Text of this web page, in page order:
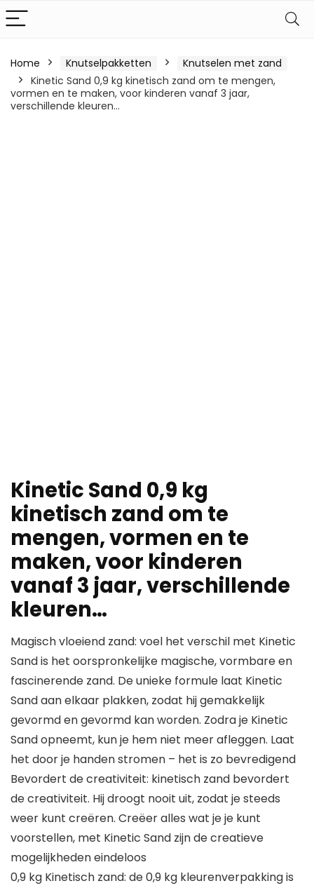
Home Knutselpakketten
Knutselen met zand
Kinetic Sand 0,9 kg kinetisch zand om te mengen,
vormen en te maken, voor kinderen vanaf 3 jaar,
verschillende kleuren…
Kinetic Sand 0,9 kg
kinetisch zand om te
mengen, vormen en te
maken, voor kinderen
vanaf 3 jaar, verschillende
kleuren…
Magisch vloeiend zand: voel het verschil met Kinetic
Sand is het oorspronkelijke magische, vormbare en
fascinerende zand. De unieke formule laat Kinetic
Sand aan elkaar plakken, zodat hij gemakkelijk
gevormd en gevormd kan worden. Zodra je Kinetic
Sand opneemt, kun je hem niet meer afleggen. Laat
het door je handen stromen – het is zo bevredigend
Bevordert de creativiteit: kinetisch zand bevordert
de creativiteit. Hij droogt nooit uit, zodat je steeds
weer kunt creëren. Creëer alles wat je je kunt
voorstellen, met Kinetic Sand zijn de creatieve
mogelijkheden eindeloos
0,9 kg Kinetisch zand: de 0,9 kg kleurenverpakking is